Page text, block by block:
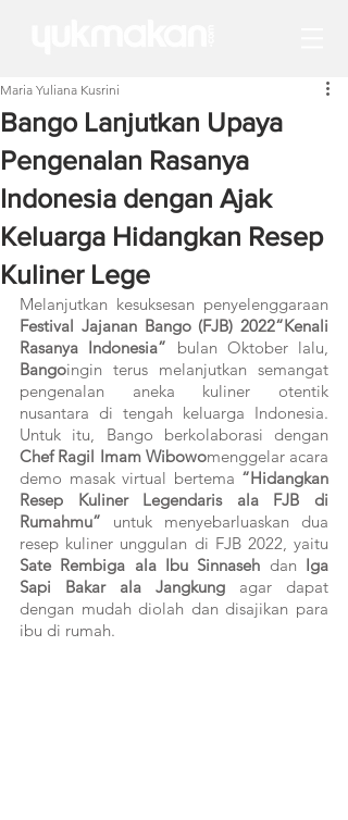
Bango Lanjutkan Upaya
Pengenalan Rasanya
Indonesia dengan Ajak
Keluarga Hidangkan Resep
Kuliner Lege
Maria Yuliana Kusrini
Festival Jajanan Bango (FJB) 2022“Kenali
Rasanya Indonesia”
Bangoingin terus melanjutkan semangat
pengenalan aneka kuliner otentik
nusantara di tengah keluarga Indonesia.
Chef Ragil Imam Wibowomenggelar acara
demo masak virtual bertema “Hidangkan
Resep Kuliner Legendaris ala FJB di
Rumahmu” untuk menyebarluaskan dua
Sate Rembiga ala Ibu Sinnaseh dan Iga
Sapi Bakar ala Jangkung agar dapat
dengan mudah diolah dan disajikan para
ibu di rumah.